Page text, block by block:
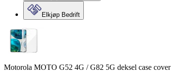
Elkjøp Bedrift
Motorola MOTO G52 4G / G82 5G deksel case cover